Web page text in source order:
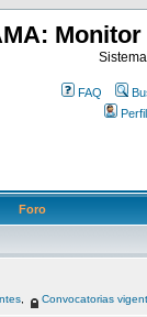
FAQ
Perfil
Foro
Convocatorias